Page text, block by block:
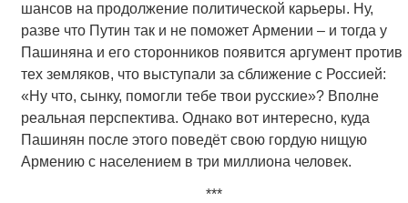
шансов на продолжение политической карьеры. Ну,
разве что Путин так и не поможет Армении – и тогда у
Пашиняна и его сторонников появится аргумент против
тех земляков, что выступали за сближение с Россией:
«Ну что, сынку, помогли тебе твои русские»? Вполне
реальная перспектива. Однако вот интересно, куда
Пашинян после этого поведёт свою гордую нищую
Армению с населением в три миллиона человек.
***